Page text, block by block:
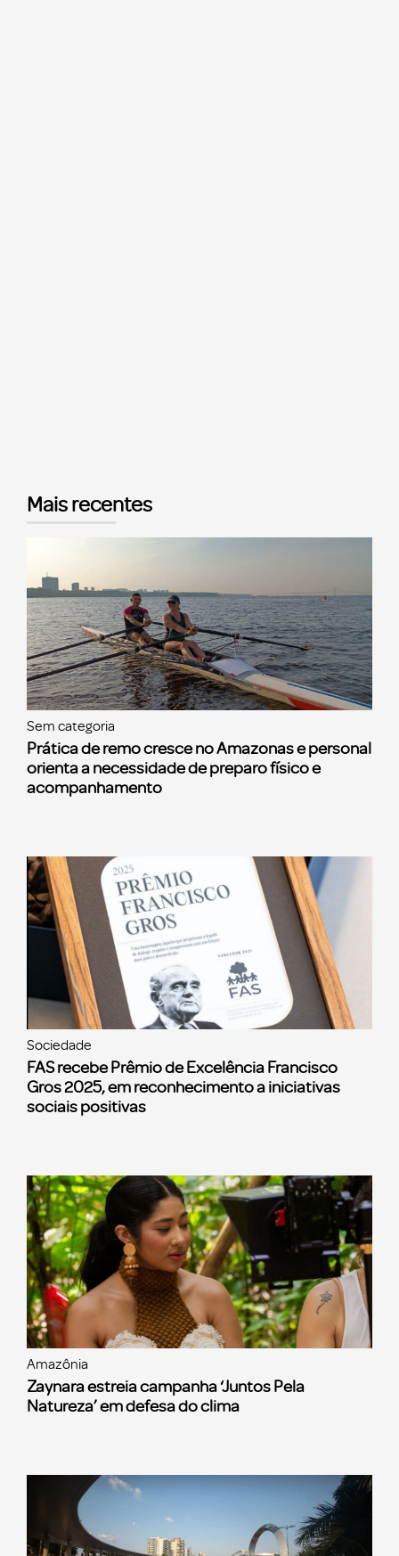
Mais recentes
Sem categoria
Prática de remo cresce no Amazonas e personal
orienta a necessidade de preparo físico e
acompanhamento
Sociedade
FAS recebe Prêmio de Excelência Francisco
Gros 2025, em reconhecimento a iniciativas
sociais positivas
Amazônia
Zaynara estreia campanha ‘Juntos Pela
Natureza’ em defesa do clima